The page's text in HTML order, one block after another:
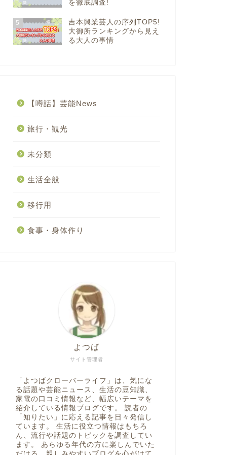
を徹底調査!
5
吉本興業芸人の序列TOP5!
大御所ランキングから見え
る大人の事情
【噂話】芸能News
旅行・観光
未分類
生活全般
移行用
食事・身体作り
サイト管理者
よつば
「よつばクローバーライフ」は、気にな
る話題や芸能ニュース、生活の豆知識、
家電の口コミ情報など、幅広いテーマを
紹介している情報ブログです。 読者の
「知りたい」に応える記事を日々発信し
ています。 生活に役立つ情報はもちろ
ん、流行や話題のトピックを調査してい
ます。 あらゆる年代の方に楽しんでいた